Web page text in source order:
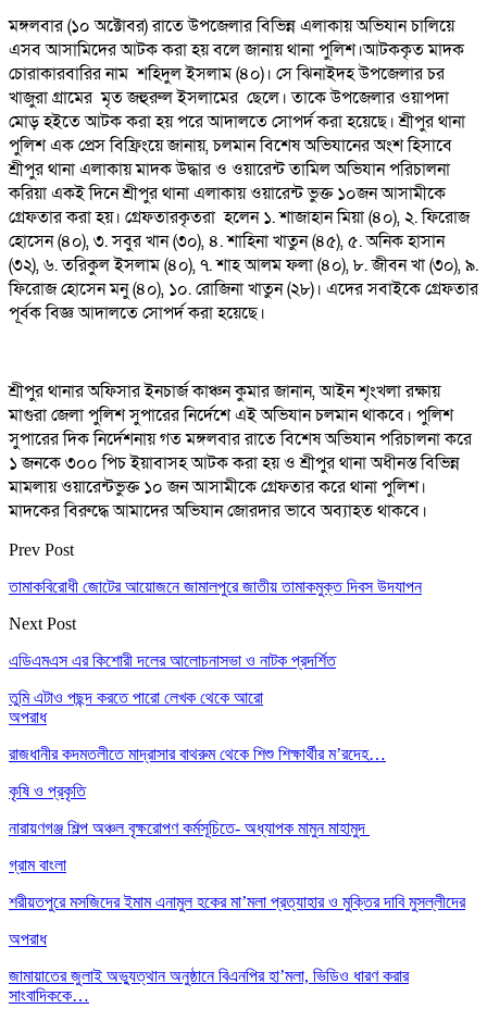
মঙ্গলবার (১০ অক্টোবর) রাতে উপজেলার বিভিন্ন এলাকায় অভিযান চালিয়ে
এসব আসামিদের আটক করা হয় বলে জানায় থানা পুলিশ।আটককৃত মাদক
চোরাকারবারির নাম শহিদুল ইসলাম (৪০)। সে ঝিনাইদহ উপজেলার চর
খাজুরা গ্রামের মৃত জহুরুল ইসলামের ছেলে। তাকে উপজেলার ওয়াপদা
মোড় হইতে আটক করা হয় পরে আদালতে সোপর্দ করা হয়েছে। শ্রীপুর থানা
পুলিশ এক প্রেস বিফ্রিংয়ে জানায়, চলমান বিশেষ অভিযানের অংশ হিসাবে
শ্রীপুর থানা এলাকায় মাদক উদ্ধার ও ওয়ারেন্ট তামিল অভিযান পরিচালনা
করিয়া একই দিনে শ্রীপুর থানা এলাকায় ওয়ারেন্ট ভুক্ত ১০জন আসামীকে
গ্রেফতার করা হয়। গ্রেফতারকৃতরা হলেন ১. শাজাহান মিয়া (৪০), ২. ফিরোজ
হোসেন (৪০), ৩. সবুর খান (৩০), ৪. শাহিনা খাতুন (৪৫), ৫. অনিক হাসান
(৩২), ৬. তরিকুল ইসলাম (৪০), ৭. শাহ আলম ফলা (৪০), ৮. জীবন খা (৩০), ৯.
ফিরোজ হোসেন মনু (৪০), ১০. রোজিনা খাতুন (২৮)। এদের সবাইকে গ্রেফতার
পূর্বক বিজ্ঞ আদালতে সোপর্দ করা হয়েছে।
শ্রীপুর থানার অফিসার ইনচার্জ কাঞ্চন কুমার জানান, আইন শৃংখলা রক্ষায়
মাগুরা জেলা পুলিশ সুপারের নির্দেশে এই অভিযান চলমান থাকবে। পুলিশ
সুপারের দিক নির্দেশনায় গত মঙ্গলবার রাতে বিশেষ অভিযান পরিচালনা করে
১ জনকে ৩০০ পিচ ইয়াবাসহ আটক করা হয় ও শ্রীপুর থানা অধীনস্ত বিভিন্ন
মামলায় ওয়ারেন্টভুক্ত ১০ জন আসামীকে গ্রেফতার করে থানা পুলিশ।
মাদকের বিরুদ্ধে আমাদের অভিযান জোরদার ভাবে অব্যাহত থাকবে।
Prev Post
তামাকবিরোধী জোটের আয়োজনে জামালপুরে জাতীয় তামাকমুক্ত দিবস উদযাপন
Next Post
এডিএমএস এর কিশোরী দলের আলোচনাসভা ও নাটক প্রদর্শিত
তুমি এটাও পছন্দ করতে পারো লেখক থেকে আরো
অপরাধ
রাজধানীর কদমতলীতে মাদ্রাসার বাথরুম থেকে শিশু শিক্ষার্থীর ম’রদেহ…
কৃষি ও প্রকৃতি
নারায়ণগঞ্জ শিল্প অঞ্চল বৃক্ষরোপণ কর্মসূচিতে- অধ্যাপক মামুন মাহামুদ
গ্রাম বাংলা
শরীয়তপুরে মসজিদের ইমাম এনামুল হকের মা’মলা প্রত্যাহার ও মুক্তির দাবি মুসল্লীদের
অপরাধ
জামায়াতের জুলাই অভ্যুত্থান অনুষ্ঠানে বিএনপির হা’মলা, ভিডিও ধারণ করার
সাংবাদিককে…